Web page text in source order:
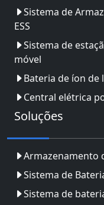
Sistema de
ESS
Sistema de
móvel
Bateria de íon de
Central elétrica
Soluções
Armazenamento
Sistema de
Sistema de